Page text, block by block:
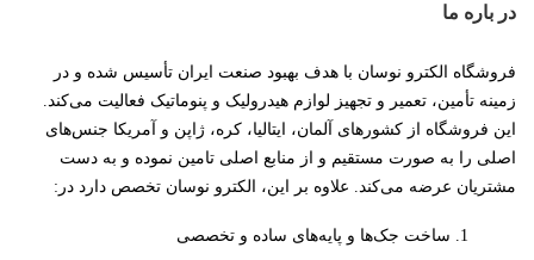
در باره ما
فروشگاه الکترو نوسان با هدف بهبود صنعت ایران تأسیس شده و در
زمینه تأمین، تعمیر و تجهیز لوازم هیدرولیک و پنوماتیک فعالیت می‌کند.
این فروشگاه از کشورهای آلمان، ایتالیا، کره، ژاپن و آمریکا جنس‌های
اصلی را به صورت مستقیم و از منابع اصلی تامین نموده و به دست
مشتریان عرضه می‌کند. علاوه بر این، الکترو نوسان تخصص دارد در:
ساخت جک‌ها و پایه‌های ساده و تخصصی